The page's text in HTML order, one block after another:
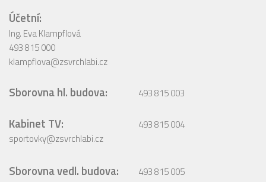
Účetní:
Ing. Eva Klampflová
493 815 000
klampflova@zsvrchlabi.cz
Sborovna hl. budova: 493 815 003
Kabinet TV:
sportovky@zsvrchlabi.cz
493 815 004
Sborovna vedl. budova: 493 815 005